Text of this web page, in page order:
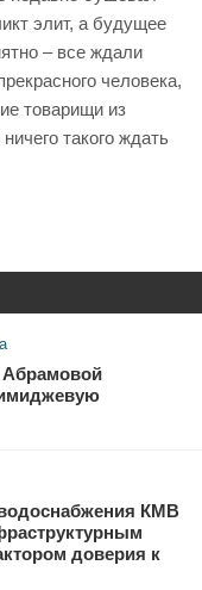
элит, а будущее
– все ждали
человека,
товарищи из
такого ждать
Абрамовой
КМВ
доверия к